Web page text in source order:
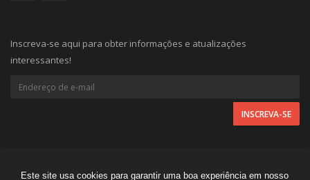
Inscreva-se aqui para obter informações e atualizações
interessantes!
Este site usa cookies para garantir uma boa experiência em nosso